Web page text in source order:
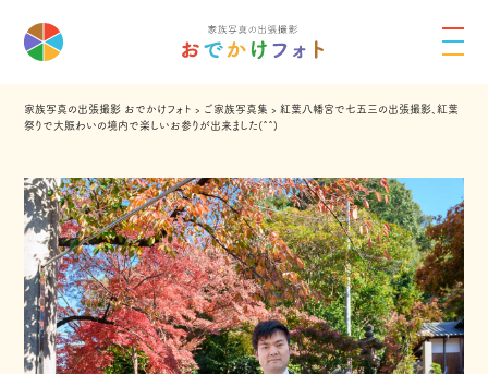
家族写真の出張撮影 おでかけフォト › ご家族写真集 ›紅葉八幡宮で七五三の出張撮影、紅葉
祭りで大賑わいの境内で楽しいお参りが出来ました(^^)